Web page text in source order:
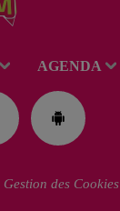
AGENDA
Gestion des Cookies